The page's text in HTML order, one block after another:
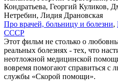
Кондратьева, Георгий Куликов,
Нетребин, Лидия Драновская
Про вра­чей, боль­ни­цу и бо­лез­ни,
СССР
Этот фильм не столько о
реальных болезнях - тех, что
неотложной медицинской
вовремя помогают справиться с
службы «Скорой помощи».